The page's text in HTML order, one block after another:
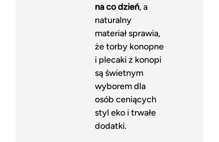
na co dzień, a
naturalny
materiał sprawia,
że torby konopne
i plecaki z konopi
są świetnym
wyborem dla
osób ceniących
styl eko i trwałe
dodatki.